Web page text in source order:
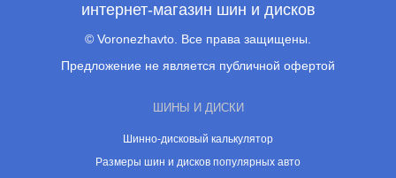
интернет-магазин шин и дисков
© Voronezhavto. Все права защищены.
Предложение не является публичной офертой
ШИНЫ И ДИСКИ
Шинно-дисковый калькулятор
Размеры шин и дисков популярных авто